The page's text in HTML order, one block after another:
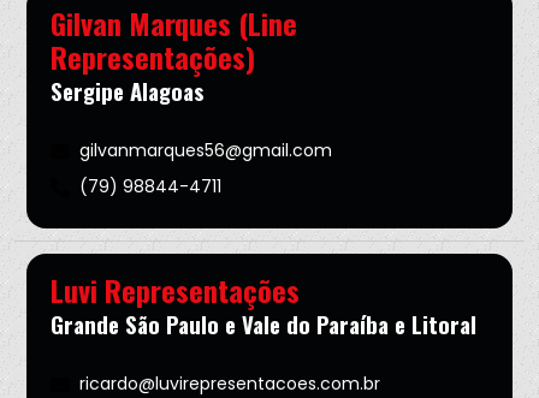
Gilvan Marques (Line
Representações)
Sergipe Alagoas
gilvanmarques56@gmail.com
(79) 98844-4711
Luvi Representações
Grande São Paulo e Vale do Paraíba e Litoral
ricardo@luvirepresentacoes.com.br